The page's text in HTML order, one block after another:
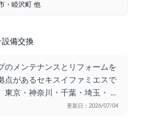
・睦沢町 他
設備交換
のメンテナンスとリフォームを
点があるセキスイファミエスで
東京・神奈川・千葉・埼玉・ ...
更新日：2026/07/04